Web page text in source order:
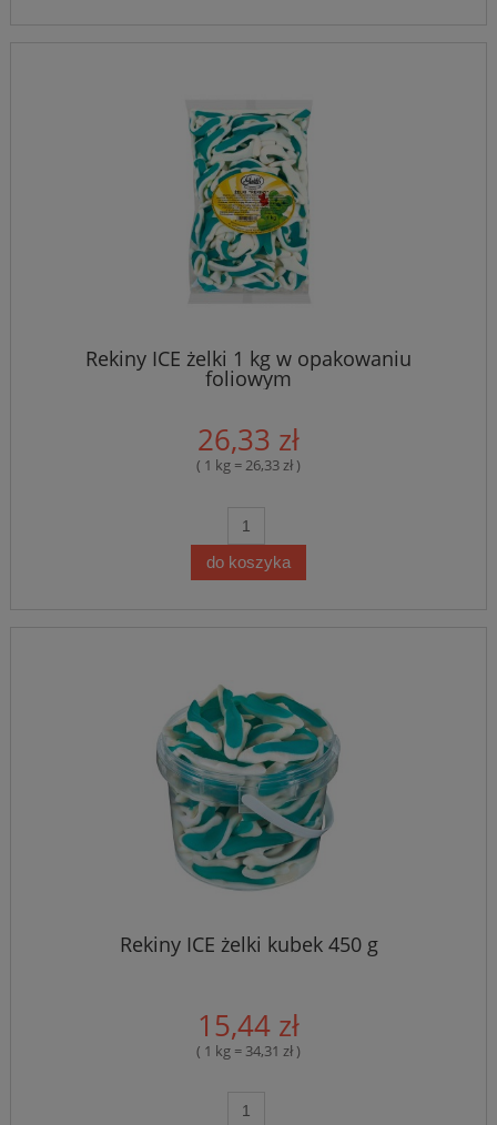
Rekiny ICE żelki 1 kg w opakowaniu
foliowym
26,33 zł
( 1 kg = 26,33 zł )
do koszyka
Rekiny ICE żelki kubek 450 g
15,44 zł
( 1 kg = 34,31 zł )